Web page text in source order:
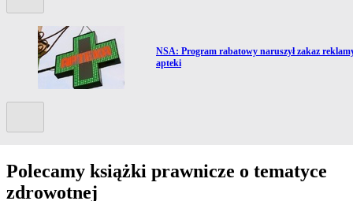
Przejdź do artykułu:
NSA: Program rabatowy naruszył zakaz
apteki
Polecamy książki prawnicze o tematyce
zdrowotnej